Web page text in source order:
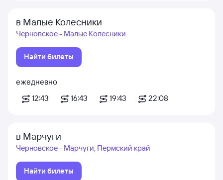
в Малые Колесники
Черновское - Малые Колесники
Найти билеты
ежедневно
12:43
16:43 19:43 22:08
в Марчуги
Черновское - Марчуги, Пермский край
Найти билеты